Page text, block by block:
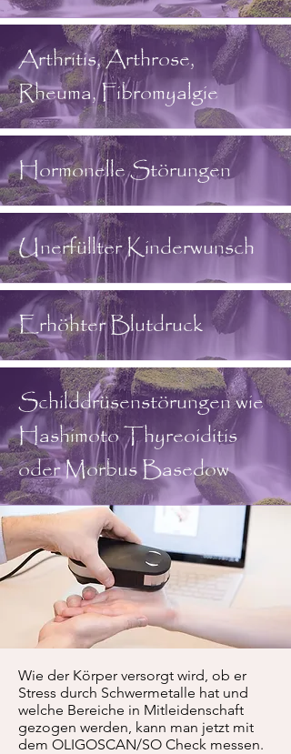
Arthritis, Arthrose,
Rheuma, Fibromyalgie
Hormonelle Störungen
Unerfüllter Kinderwunsch
Erhöhter Blutdruck
Schilddrüsenstörungen wie
Hashimoto Thyreoiditis
oder Morbus Basedow
Wie der Körper versorgt wird, ob er
Stress durch Schwermetalle hat und
welche Bereiche in Mitleidenschaft
gezogen werden, kann man jetzt mit
dem OLIGOSCAN/SO Check messen.